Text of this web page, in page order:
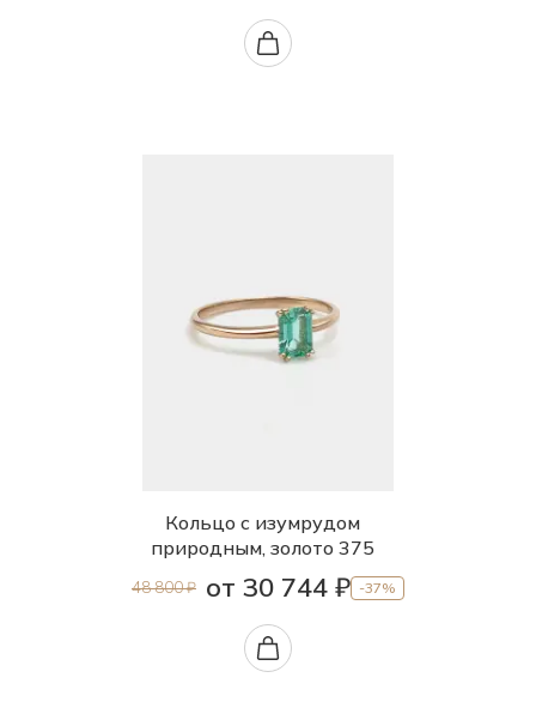
Кольцо с изумрудом
природным, золото 375
48 800 ₽ от 30 744 ₽ -37%